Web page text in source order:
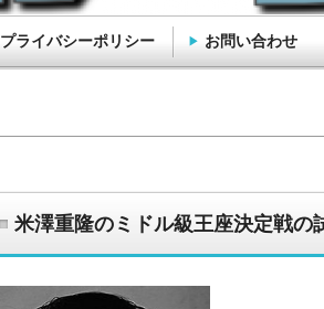
米澤重隆のミドル級王座決定戦の
プライバシーポリシー お問い合わせ